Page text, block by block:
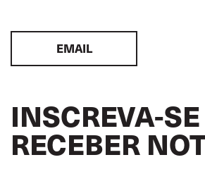
EMAIL
INSCREVA-
RECEBER